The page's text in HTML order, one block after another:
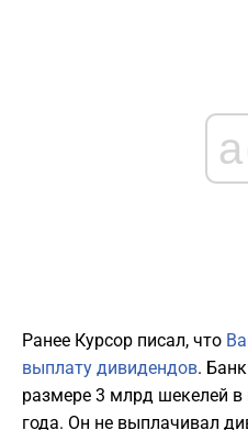
Ранее Курсор писал, что
выплату дивидендов.
размере 3 млрд шекелей в
года. Он не выплачивал